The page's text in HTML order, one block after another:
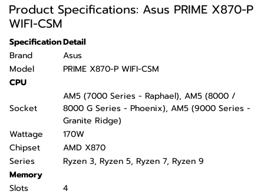
Product Specifications: Asus PRIME X870-P
WIFI-CSM
SpecificationDetail
Brand
Asus
Model
PRIME X870-P WIFI-CSM
CPU
Socket
AM5 (7000 Series - Raphael), AM5 (8000 /
8000 G Series - Phoenix), AM5 (9000 Series -
Granite Ridge)
Wattage
170W
Chipset
AMD X870
Series
Ryzen 3, Ryzen 5, Ryzen 7, Ryzen 9
Memory
Slots
4